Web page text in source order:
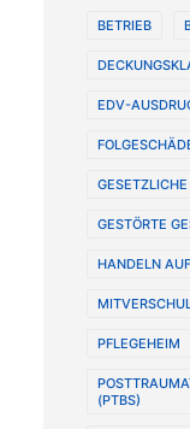
BETRIEB
EDV-
GESTÖRTE
HANDELN
PFLEGEHEIM
(PTBS)